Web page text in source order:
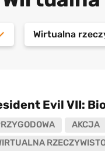
Wirtualna
Evil VII:
AKCJA